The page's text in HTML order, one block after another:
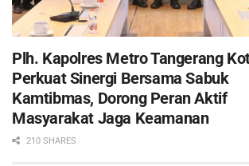
Plh. Kapolres Metro Tangerang
Perkuat Sinergi Bersama Sabuk
Kamtibmas, Dorong Peran Aktif
Masyarakat Jaga Keamanan
210 SHARES